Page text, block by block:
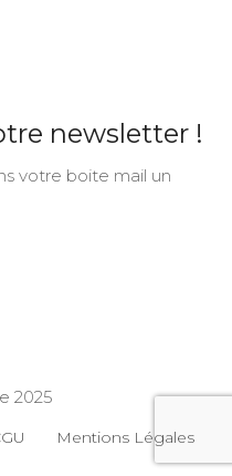
newsletter !
votre boite mail un
2025
Mentions Légales